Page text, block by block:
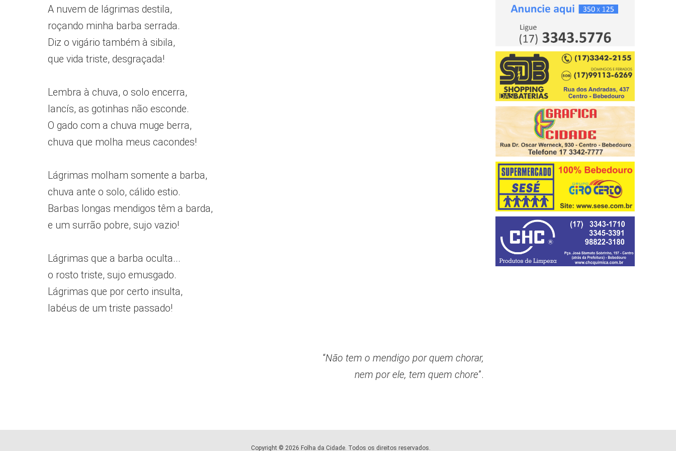
A nuvem de lágrimas destila,
roçando minha barba serrada.
Diz o vigário também à sibila,
que vida triste, desgraçada!
Lembra à chuva, o solo encerra,
lancís, as gotinhas não esconde.
O gado com a chuva muge berra,
chuva que molha meus cacondes!
Lágrimas molham somente a barba,
chuva ante o solo, cálido estio.
Barbas longas mendigos têm a barda,
e um surrão pobre, sujo vazio!
Lágrimas que a barba oculta...
o rosto triste, sujo emusgado.
Lágrimas que por certo insulta,
labéus de um triste passado!
“Não tem o mendigo por quem chorar,
nem por ele, tem quem chore”.
Copyright © 2026 Folha da Cidade. Todos os direitos reservados.